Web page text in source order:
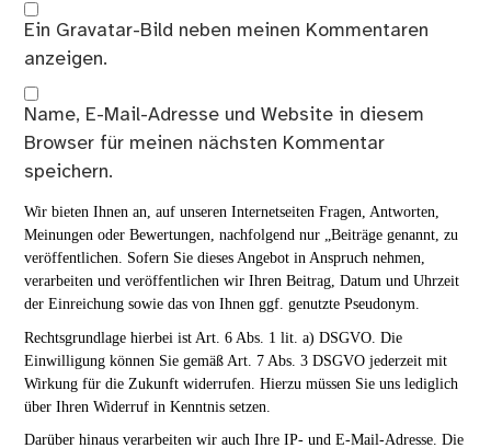
Ein Gravatar-Bild neben meinen Kommentaren
anzeigen.
Name, E-Mail-Adresse und Website in diesem
Browser für meinen nächsten Kommentar
speichern.
Wir bieten Ihnen an, auf unseren Internetseiten Fragen, Antworten,
Meinungen oder Bewertungen, nachfolgend nur „Beiträge genannt, zu
veröffentlichen. Sofern Sie dieses Angebot in Anspruch nehmen,
verarbeiten und veröffentlichen wir Ihren Beitrag, Datum und Uhrzeit
der Einreichung sowie das von Ihnen ggf. genutzte Pseudonym.
Rechtsgrundlage hierbei ist Art. 6 Abs. 1 lit. a) DSGVO. Die
Einwilligung können Sie gemäß Art. 7 Abs. 3 DSGVO jederzeit mit
Wirkung für die Zukunft widerrufen. Hierzu müssen Sie uns lediglich
über Ihren Widerruf in Kenntnis setzen.
Darüber hinaus verarbeiten wir auch Ihre IP- und E-Mail-Adresse. Die